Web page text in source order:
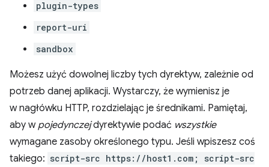
plugin-types
report-uri
sandbox
Możesz użyć dowolnej liczby tych dyrektyw, zależnie od
potrzeb danej aplikacji. Wystarczy, że wymienisz je
w nagłówku HTTP, rozdzielając je średnikami. Pamiętaj,
aby w pojedynczejdyrektywie podać wszystkie
wymagane zasoby określonego typu. Jeśli wpiszesz coś
takiego: script-src https://host1.com; script-src